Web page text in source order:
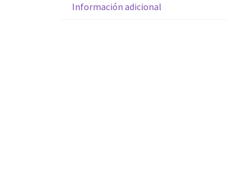
Información adicional